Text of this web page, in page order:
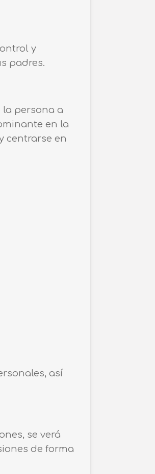
y
padres.
la persona a
en la
centrarse en
así
se verá
de forma